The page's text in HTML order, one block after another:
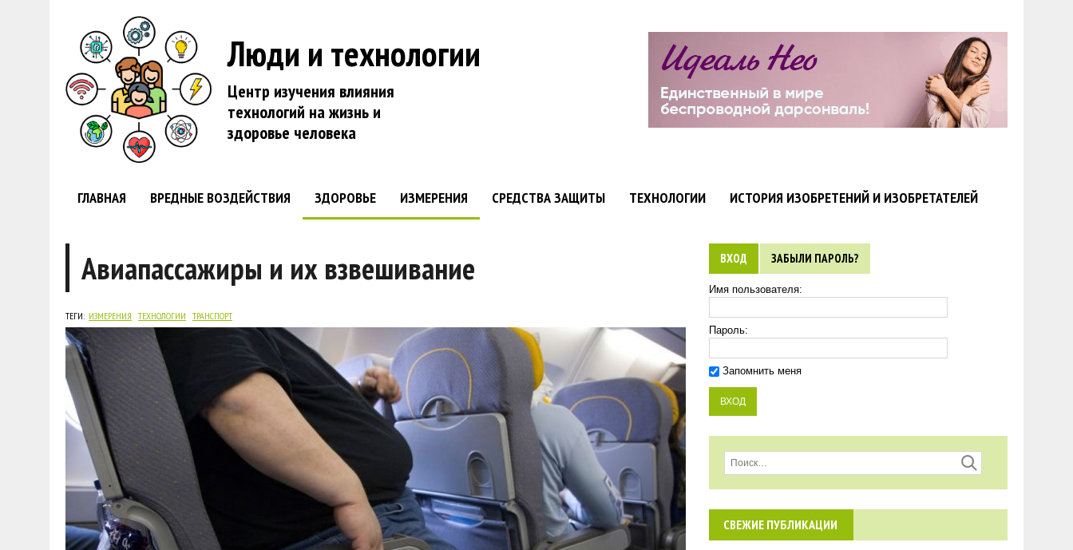
Люди и технологии
Центр изучения влияния
технологий на жизнь и
здоровье человека
ГЛАВНАЯ ВРЕДНЫЕ ВОЗДЕЙСТВИЯ ЗДОРОВЬЕ ИЗМЕРЕНИЯ СРЕДСТВА ЗАЩИТЫ ТЕХНОЛОГИИ ИСТОРИЯ ИЗОБРЕТЕНИЙ И ИЗОБРЕТАТЕЛЕЙ
Авиапассажиры и их взвешивание
ТЕГИ: ИЗМЕРЕНИЯ ТЕХНОЛОГИИ ТРАНСПОРТ
ВХОД ЗАБЫЛИ ПАРОЛЬ?
Имя пользователя:
Пароль:
Запомнить меня
СВЕЖИЕ ПУБЛИКАЦИИ